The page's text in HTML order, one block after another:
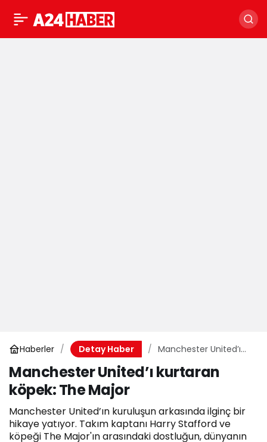
Haberler Detay Haber
Manchester United’ı
Major
Manchester United’ı kurtaran
köpek: The Major
Manchester United’ın kuruluşun arkasında ilginç bir
hikaye yatıyor. Takım kaptanı Harry Stafford ve
köpeği The Major'ın arasındaki dostluğun, dünyanın